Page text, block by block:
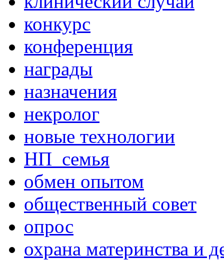
конкурс
конференция
награды
назначения
некролог
новые технологии
НП_семья
обмен опытом
общественный совет
опрос
охрана материнства и